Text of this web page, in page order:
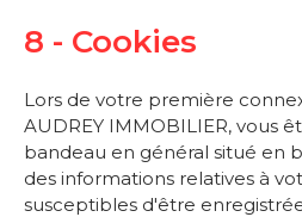
8 - Cookies
Lors de votre première
AUDREY IMMOBILIER, vous
bandeau en général situé en
des informations relatives à
susceptibles d'être